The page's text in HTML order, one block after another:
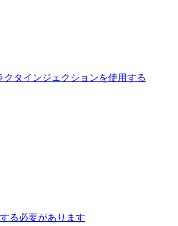
クタインジェクションを使用する
る必要があります